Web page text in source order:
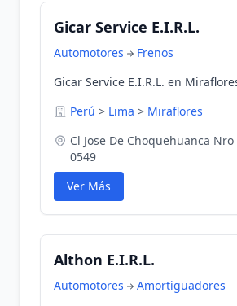
Gicar Service E.I.R.L.
Automotores
Frenos
Gicar Service E.I.R.L. en
Perú > Lima > Miraflores
Cl Jose De Choquehuanca
0549
Ver Más
Althon E.I.R.L.
Automotores
Amortiguadores